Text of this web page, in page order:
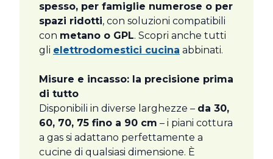
spesso, per famiglie numerose o per
spazi ridotti, con soluzioni compatibili
con metano o GPL. Scopri anche tutti
gli elettrodomestici cucina abbinati.
Misure e incasso: la precisione prima
di tutto
Disponibili in diverse larghezze – da 30,
60, 70, 75 fino a 90 cm – i piani cottura
a gas si adattano perfettamente a
cucine di qualsiasi dimensione. È